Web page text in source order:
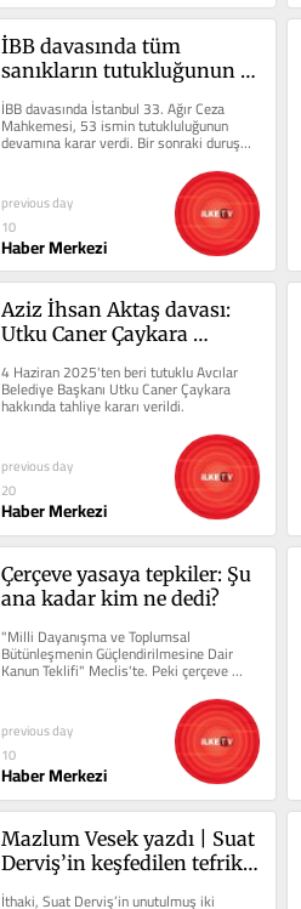
İBB davasında tüm
sanıkların tutukluğunun
İBB davasında İstanbul 33. Ağır Ceza
Mahkemesi, 53 ismin tutukluluğunun
devamına karar verdi. Bir sonraki duruşma
previous day
10
Haber Merkezi
Aziz İhsan Aktaş davası:
Utku Caner Çaykara
4 Haziran 2025'ten beri tutuklu Avcılar
Belediye Başkanı Utku Caner Çaykara
hakkında tahliye kararı verildi.
previous day
20
Haber Merkezi
Çerçeve yasaya tepkiler: Şu
ana kadar kim ne dedi?
"Milli Dayanışma ve Toplumsal
Bütünleşmenin Güçlendirilmesine Dair
Kanun Teklifi" Meclis'te. Peki çerçeve
previous day
10
Haber Merkezi
Mazlum Vesek yazdı | Suat
Derviş’in keşfedilen tefrika
İthaki, Suat Derviş’in unutulmuş iki